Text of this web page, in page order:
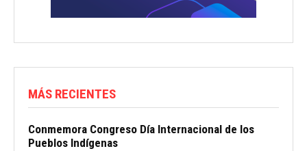
MÁS RECIENTES
Conmemora Congreso Día Internacional de los
Pueblos Indígenas